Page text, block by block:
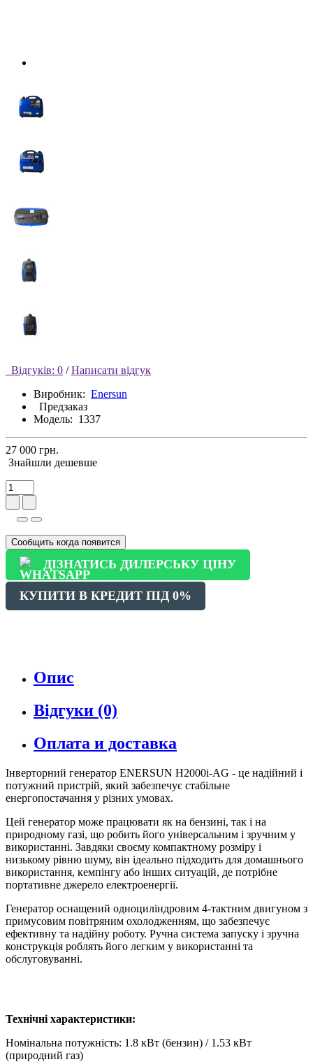
Відгуків: 0 / Написати відгук
Виробник: Enersun
Предзаказ
Модель: 1337
27 000 грн.
Знайшли дешевше
Сообщить когда появится
ДІЗНАТИСЬ ДИЛЕРСЬКУ ЦІНУ
КУПИТИ В КРЕДИТ ПІД 0%
Опис
Відгуки (0)
Оплата и доставка
Інверторний генератор ENERSUN H2000i-AG - це надійний і
потужний пристрій, який забезпечує стабільне
енергопостачання у різних умовах.
Цей генератор може працювати як на бензині, так і на
природному газі, що робить його універсальним і зручним у
використанні. Завдяки своєму компактному розміру і
низькому рівню шуму, він ідеально підходить для домашнього
використання, кемпінгу або інших ситуацій, де потрібне
портативне джерело електроенергії.
Генератор оснащений одноциліндровим 4-тактним двигуном з
примусовим повітряним охолодженням, що забезпечує
ефективну та надійну роботу. Ручна система запуску і зручна
конструкція роблять його легким у використанні та
обслуговуванні.
Технічні характеристики:
Номінальна потужність: 1.8 кВт (бензин) / 1.53 кВт
(природний газ)